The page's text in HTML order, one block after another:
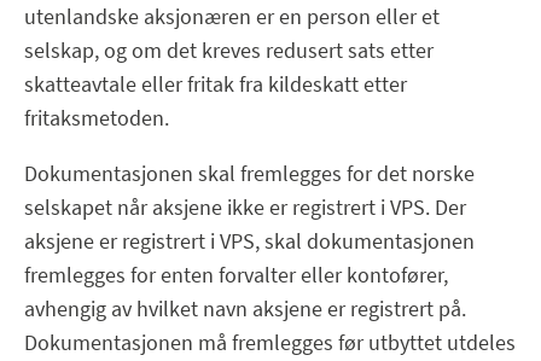
utenlandske aksjonæren er en person eller et
selskap, og om det kreves redusert sats etter
skatteavtale eller fritak fra kildeskatt etter
fritaksmetoden.
Dokumentasjonen skal fremlegges for det norske
selskapet når aksjene ikke er registrert i VPS. Der
aksjene er registrert i VPS, skal dokumentasjonen
fremlegges for enten forvalter eller kontofører,
avhengig av hvilket navn aksjene er registrert på.
Dokumentasjonen må fremlegges før utbyttet utdeles